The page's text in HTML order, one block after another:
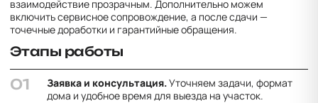
взаимодействие прозрачным. Дополнительно можем
включить сервисное сопровождение, а после сдачи —
точечные доработки и гарантийные обращения.
Этапы работы
Заявка и консультация.Уточняем задачи, формат
дома и удобное время для выезда на участок.